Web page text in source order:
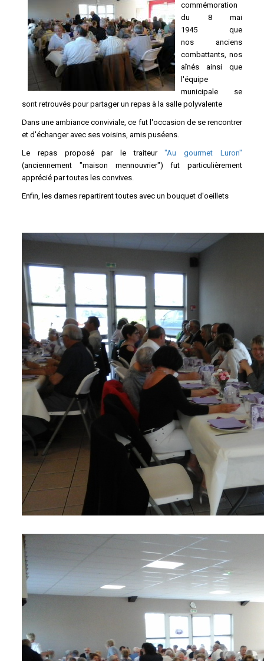
commémoration
du 8 mai
1945 que
nos anciens
combattants, nos
aînés ainsi que
l'équipe
municipale se
sont retrouvés pour partager un repas à la salle polyvalente
Dans une ambiance conviviale, ce fut l'occasion de se rencontrer
et d'échanger avec ses voisins, amis puséens.
Le repas proposé par le traiteur"Au gourmet Luron"
(anciennement "maison mennouvrier") fut particulièrement
apprécié par toutes les convives.
Enfin, les dames repartirent toutes avec un bouquet d'oeillets